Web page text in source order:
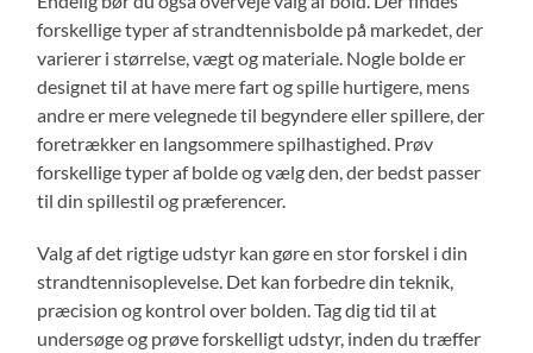
forskellige typer af strandtennisbolde på markedet, der
varierer i størrelse, vægt og materiale. Nogle bolde er
designet til at have mere fart og spille hurtigere, mens
andre er mere velegnede til begyndere eller spillere, der
foretrækker en langsommere spilhastighed. Prøv
forskellige typer af bolde og vælg den, der bedst passer
til din spillestil og præferencer.
Valg af det rigtige udstyr kan gøre en stor forskel i din
strandtennisoplevelse. Det kan forbedre din teknik,
præcision og kontrol over bolden. Tag dig tid til at
undersøge og prøve forskelligt udstyr, inden du træffer